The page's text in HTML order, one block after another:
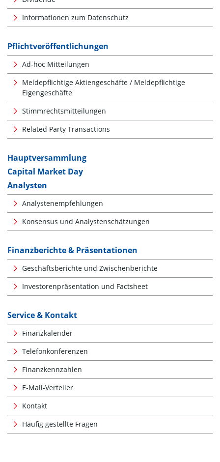
Informationen zum Datenschutz
Pflichtveröffentlichungen
Ad-hoc Mitteilungen
Meldepflichtige Aktiengeschäfte / Meldepflichtige
Eigengeschäfte
Stimmrechtsmitteilungen
Related Party Transactions
Hauptversammlung
Capital Market Day
Analysten
Analystenempfehlungen
Konsensus und Analystenschätzungen
Finanzberichte & Präsentationen
Geschäftsberichte und Zwischenberichte
Investorenpräsentation und Factsheet
Service & Kontakt
Finanzkalender
Telefonkonferenzen
Finanzkennzahlen
E-Mail-Verteiler
Kontakt
Häufig gestellte Fragen